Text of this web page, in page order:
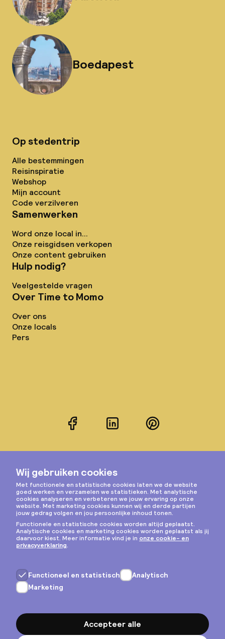
Boedapest
Op stedentrip
Alle bestemmingen
Reisinspiratie
Webshop
Mijn account
Code verzilveren
Samenwerken
Word onze local in...
Onze reisgidsen verkopen
Onze content gebruiken
Hulp nodig?
Veelgestelde vragen
Over Time to Momo
Over ons
Onze locals
Pers
FacebookLinkedInPinterest
Instagram
Privacy & cookies
Algemene voorwaarden